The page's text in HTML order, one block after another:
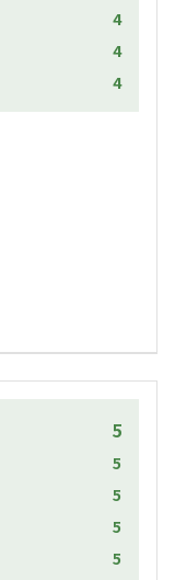
4
4
4
5
5
5
5
5